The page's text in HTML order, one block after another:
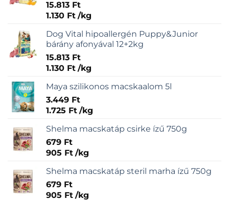
15.813 Ft
1.130 Ft /kg
Dog Vital hipoallergén Puppy&Junior
bárány afonyával 12+2kg
15.813 Ft
1.130 Ft /kg
Maya szilikonos macskaalom 5l
3.449 Ft
1.725 Ft /kg
Shelma macskatáp csirke ízű 750g
679 Ft
905 Ft /kg
Shelma macskatáp steril marha ízű 750g
679 Ft
905 Ft /kg